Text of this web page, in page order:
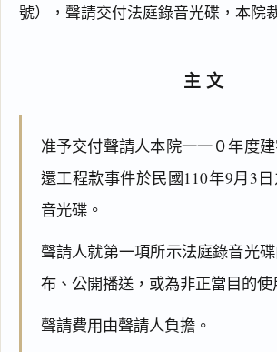
號），聲請交付法庭錄音光碟，本院
主文
准予交付聲請人本院一一０年度
還工程款事件於民國110年9月3
音光碟。
聲請人就第一項所示法庭錄音光
布、公開播送，或為非正當目的使
聲請費用由聲請人負擔。